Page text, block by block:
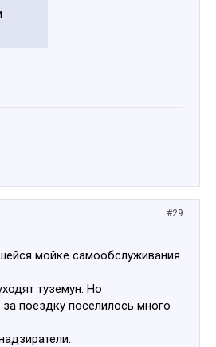
#29
мойке самообслуживания
туземун. Но
поездку поселилось много